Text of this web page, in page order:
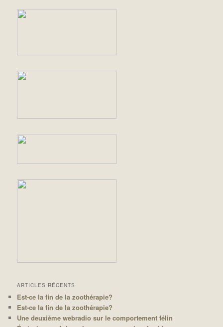
ARTICLES RÉCENTS
Est-ce la fin de la zoothérapie?
Est-ce la fin de la zoothérapie?
Une deuxième webradio sur le comportement félin